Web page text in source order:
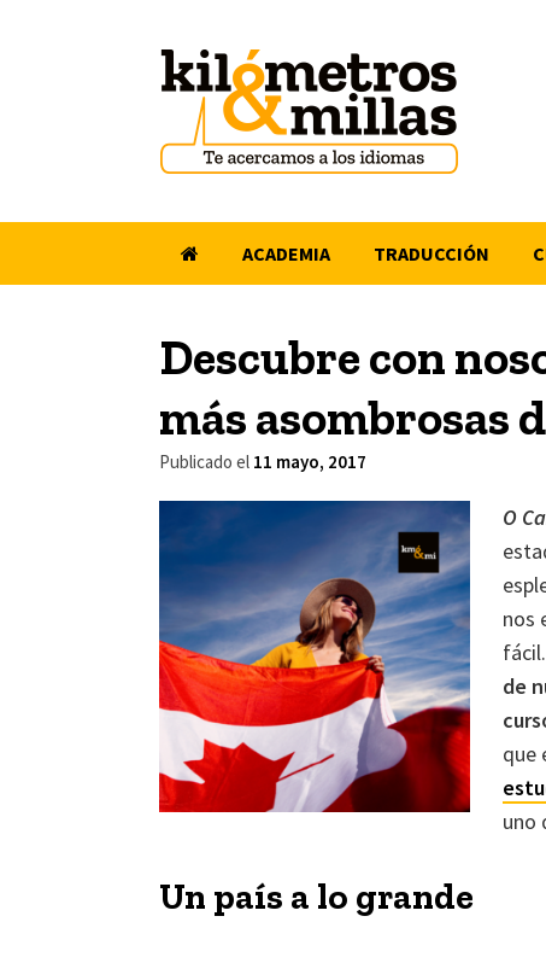
ACADEMIA TRADUCCIÓN
Descubre con
más asombrosas
Publicado el 11 mayo, 2017
O
nos
de
que
uno
Un país a lo grande